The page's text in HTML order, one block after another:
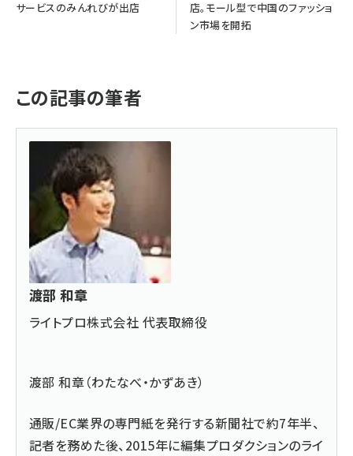
サービスのみんれびが出店
店。モール型で中国のファッショ
ン市場を開拓
この記事の筆者
渡部 和章
ライトプロ株式会社 代表取締役
渡部 和章（わたなべ・かずあき）
通販/EC業界の専門紙を発行する新聞社で約7年半、
記者を務めた後、2015年に編集プロダクションのライ